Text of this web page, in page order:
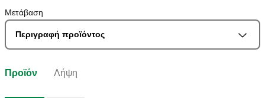
Μετάβαση
Περιγραφή προϊόντος
Προϊόν Λήψη